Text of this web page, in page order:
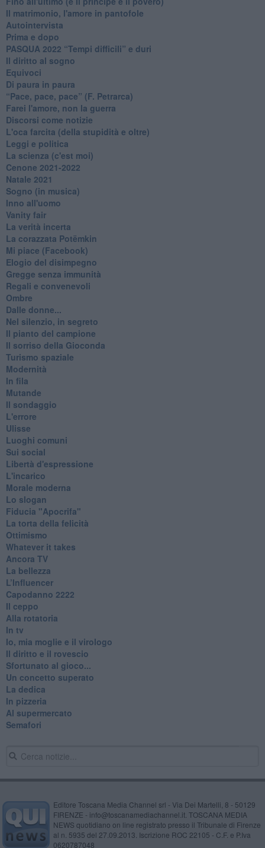
Il matrimonio, l'amore in pantofole
Autointervista
Prima e dopo
​PASQUA 2022 “Tempi difficili” e duri
Il diritto al sogno
Equivoci
Di paura in paura
​“Pace, pace, pace” (F. Petrarca)
Farei l'amore, non la guerra
Discorsi come notizie
L'oca farcita (della stupidità e oltre)
Leggi e politica
La scienza (c'est moi)
Cenone 2021-2022
Natale 2021
Sogno (in musica)
Inno all'uomo
Vanity fair
La verità incerta
La corazzata Potëmkin
Mi piace (Facebook)
Elogio del disimpegno
Gregge senza immunità
Regali e convenevoli
Ombre
Dalle donne...
Nel silenzio, in segreto
Il pianto del campione
Il sorriso della Gioconda
Turismo spaziale
Modernità
In fila
Mutande
Il sondaggio
L'errore
Ulisse
Luoghi comuni
Sui social
Libertà d'espressione
L'incarico
Morale moderna
Lo slogan
Fiducia "Apocrifa"
La torta della felicità
Ottimismo
Whatever it takes
Ancora TV
La bellezza
L’Influencer
​Capodanno 2222
Il ceppo
Alla rotatoria
In tv
Io, mia moglie e il virologo
Il diritto e il rovescio
Sfortunato al gioco...
Un concetto superato
La dedica
In pizzeria
Al supermercato
Semafori
Editore Toscana Media Channel srl - Via Dei Martelli, 8 - 50129
FIRENZE - info@toscanamediachannel.it. TOSCANA MEDIA
NEWS quotidiano on line registrato presso il Tribunale di Firenze
al n. 5935 del 27.09.2013. Iscrizione ROC 22105 - C.F. e P.Iva
0620787048